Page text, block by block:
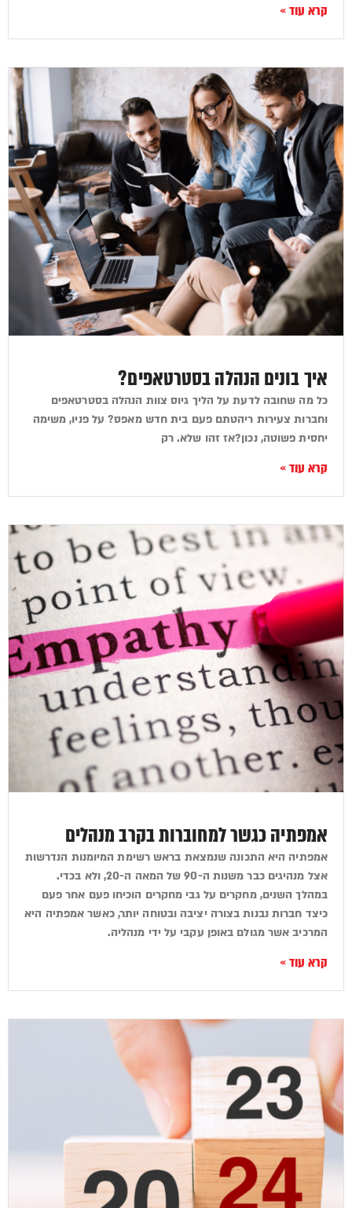
קרא עוד »
איך בונים הנהלה בסטרטאפים?
כל מה שחובה לדעת על הליך גיוס צוות הנהלה בסטרטאפים
וחברות צעירות ריהטתם פעם בית חדש מאפס? על פניו, משימה
יחסית פשוטה, נכון?אז זהו שלא. רק
קרא עוד »
אמפתיה כגשר למחוברות בקרב מנהלים
אמפתיה היא התכונה שנמצאת בראש רשימת המיומנות הנדרשות
אצל מנהיגים כבר משנות ה-90 של המאה ה-20, ולא בכדי.
במהלך השנים, מחקרים על גבי מחקרים הוכיחו פעם אחר פעם
כיצד חברות נבנות בצורה יציבה ובטוחה יותר, כאשר אמפתיה היא
המרכיב אשר מגולם באופן עקבי על ידי מנהליה.
קרא עוד »